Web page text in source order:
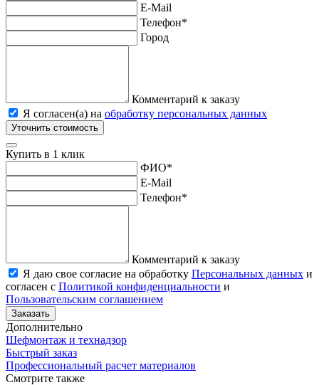
E-Mail
Телефон*
Город
Комментарий к заказу
Я согласен(а) на обработку персональных данных
Уточнить стоимость
Купить в 1 клик
ФИО*
E-Mail
Телефон*
Комментарий к заказу
Я даю свое согласие на обработку Персональных данных и
согласен с Политикой конфиденциальности и
Пользовательским соглашением
Заказать
Дополнительно
Шефмонтаж и технадзор
Быстрый заказ
Профессиональный расчет материалов
Смотрите также